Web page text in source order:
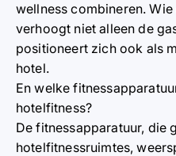
wellness combineren.
verhoogt niet alleen de
positioneert zich ook als
hotel.
En welke
hotelfitness?
Defitnessapparatuur, die
hotelfitnessruimtes,